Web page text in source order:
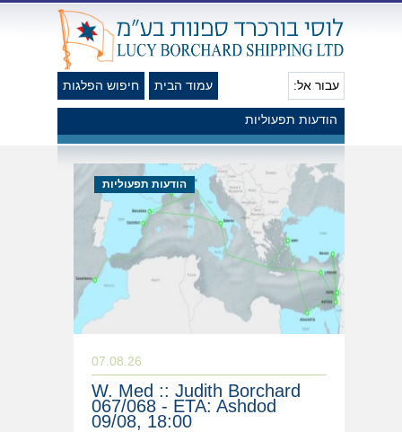
עבור אל: חיפוש הפלגות עמוד הבית
הודעות תפעוליות
הודעות תפעוליות
07.08.26
W. Med :: Judith Borchard
067/068 - ETA: Ashdod
09/08, 18:00